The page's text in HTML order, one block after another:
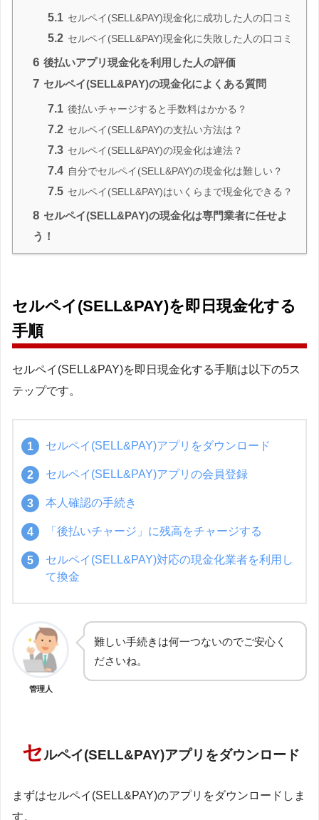
5.1 セルペイ(SELL&PAY)現金化に成功した人の口コミ
5.2 セルペイ(SELL&PAY)現金化に失敗した人の口コミ
6 後払いアプリ現金化を利用した人の評価
7 セルペイ(SELL&PAY)の現金化によくある質問
7.1 後払いチャージすると手数料はかかる？
7.2 セルペイ(SELL&PAY)の支払い方法は？
7.3 セルペイ(SELL&PAY)の現金化は違法？
7.4 自分でセルペイ(SELL&PAY)の現金化は難しい？
7.5 セルペイ(SELL&PAY)はいくらまで現金化できる？
8 セルペイ(SELL&PAY)の現金化は専門業者に任せよ
う！
セルペイ(SELL&PAY)を即日現金化する
手順
セルペイ(SELL&PAY)を即日現金化する手順は以下の5ス
テップです。
セルペイ(SELL&PAY)アプリをダウンロード
セルペイ(SELL&PAY)アプリの会員登録
本人確認の手続き
「後払いチャージ」に残高をチャージする
セルペイ(SELL&PAY)対応の現金化業者を利用し
て換金
管理人
難しい手続きは何一つないのでご安心く
ださいね。
セルペイ(SELL&PAY)アプリをダウンロード
まずはセルペイ(SELL&PAY)のアプリをダウンロードしま
す。